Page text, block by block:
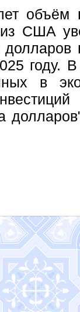
объём
из США
году.
в